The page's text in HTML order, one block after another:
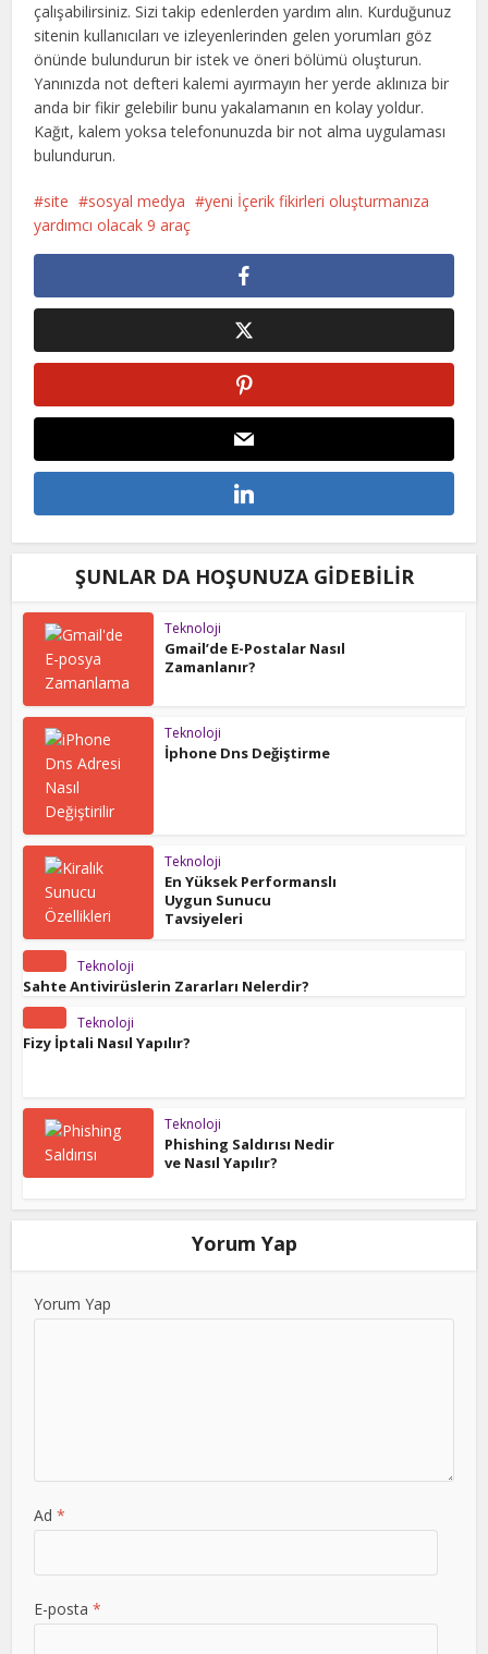
çalışabilirsiniz. Sizi takip edenlerden yardım alın. Kurduğunuz
sitenin kullanıcıları ve izleyenlerinden gelen yorumları göz
önünde bulundurun bir istek ve öneri bölümü oluşturun.
Yanınızda not defteri kalemi ayırmayın her yerde aklınıza bir
anda bir fikir gelebilir bunu yakalamanın en kolay yoldur.
Kağıt, kalem yoksa telefonunuzda bir not alma uygulaması
bulundurun.
site sosyal medya
yeni İçerik fikirleri oluşturmanıza
yardımcı olacak 9 araç
ŞUNLAR DA HOŞUNUZA GIDEBILIR
Teknoloji
Gmail’de E-Postalar Nasıl
Zamanlanır?
Teknoloji
İphone Dns Değiştirme
Teknoloji
En Yüksek Performanslı
Uygun Sunucu
Tavsiyeleri
Teknoloji
Sahte Antivirüslerin Zararları Nelerdir?
Teknoloji
Fizy İptali Nasıl Yapılır?
Teknoloji
Phishing Saldırısı Nedir
ve Nasıl Yapılır?
Yorum Yap
Yorum Yap
Ad*
E-posta*